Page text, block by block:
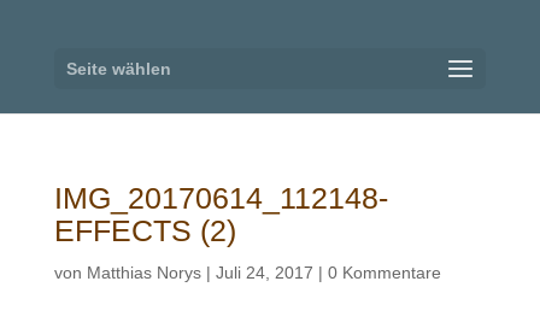
Seite wählen
IMG_20170614_112148-
EFFECTS (2)
von Matthias Norys| Juli 24, 2017 | 0 Kommentare